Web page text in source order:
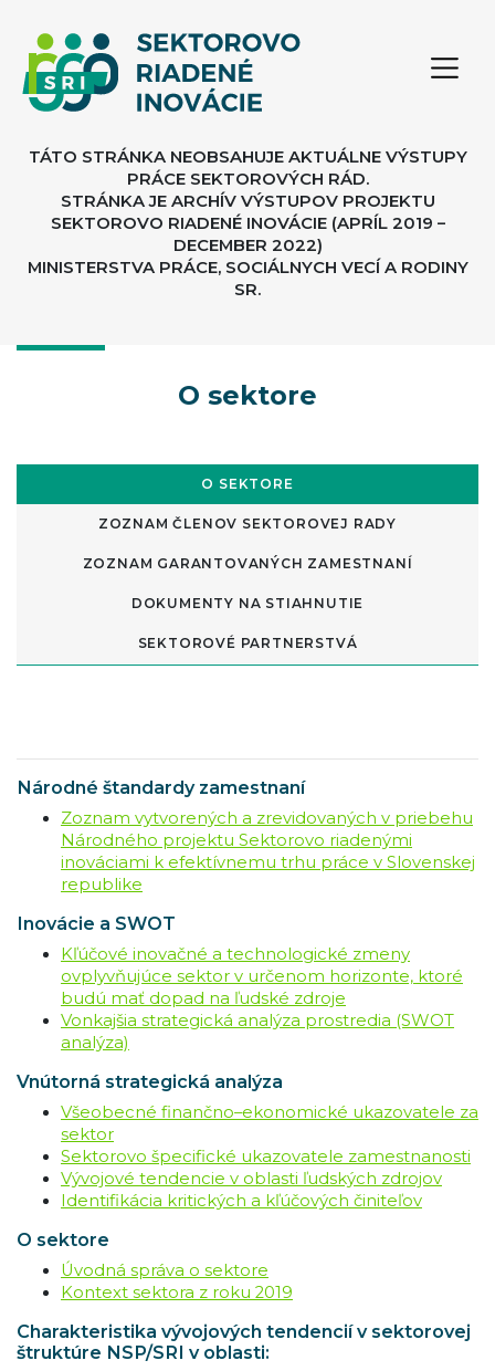
TÁTO STRÁNKA NEOBSAHUJE AKTUÁLNE VÝSTUPY
PRÁCE SEKTOROVÝCH RÁD.
STRÁNKA JE ARCHÍV VÝSTUPOV PROJEKTU
SEKTOROVO RIADENÉ INOVÁCIE (APRÍL 2019 –
DECEMBER 2022)
MINISTERSTVA PRÁCE, SOCIÁLNYCH VECÍ A RODINY
SR.
O sektore
O SEKTORE
ZOZNAM ČLENOV SEKTOROVEJ RADY
ZOZNAM GARANTOVANÝCH ZAMESTNANÍ
DOKUMENTY NA STIAHNUTIE
SEKTOROVÉ PARTNERSTVÁ
Národné štandardy zamestnaní
Zoznam vytvorených a zrevidovaných v priebehu
Národného projektu Sektorovo riadenými
inováciami k efektívnemu trhu práce v Slovenskej
republike
Inovácie a SWOT
Kľúčové inovačné a technologické zmeny
ovplyvňujúce sektor v určenom horizonte, ktoré
budú mať dopad na ľudské zdroje
Vonkajšia strategická analýza prostredia (SWOT
analýza)
Vnútorná strategická analýza
Všeobecné finančno–ekonomické ukazovatele za
sektor
Sektorovo špecifické ukazovatele zamestnanosti
Vývojové tendencie v oblasti ľudských zdrojov
Identifikácia kritických a kľúčových činiteľov
O sektore
Úvodná správa o sektore
Kontext sektora z roku 2019
Charakteristika vývojových tendencií v sektorovej
štruktúre NSP/SRI v oblasti: